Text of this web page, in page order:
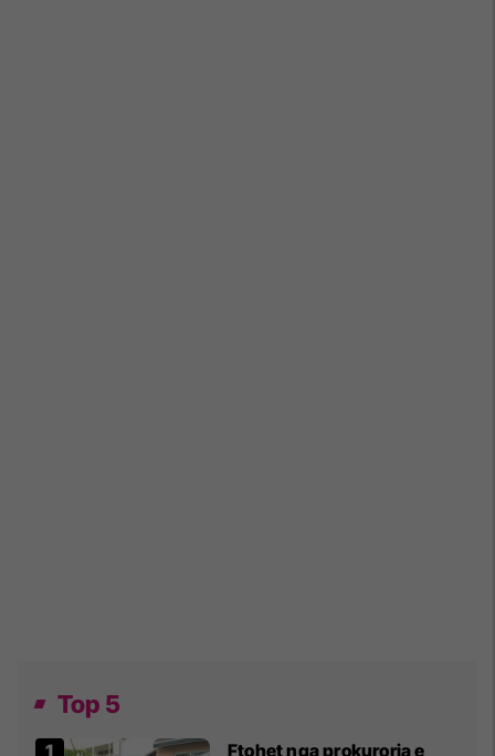
Top 5
Ftohet nga prokuroria e